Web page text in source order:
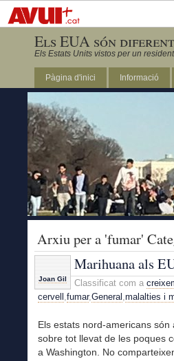
Els EUA són
Els Estats Units vistos per un
Pàgina d'inici Informació
Arxiu per a 'fumar'
Joan Gil
Marihuana als
Classificat com a
cervell ,fumar,General ,malalties i
Els estats nord-americans
sobre tot llevat de les poques
a Washington. No